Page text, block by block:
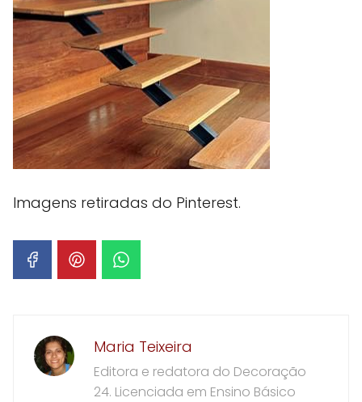
Imagens retiradas do Pinterest.
Maria Teixeira
Editora e redatora do Decoração
24. Licenciada em Ensino Básico